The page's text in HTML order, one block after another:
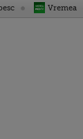
Vremea